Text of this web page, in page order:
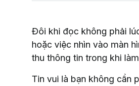
Đôi khi đọc không phải
hoặc việc nhìn vào màn
thu thông tin trong khi
Tin vui là bạn không cần